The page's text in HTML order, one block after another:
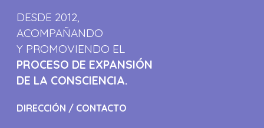
DESDE 2012,
ACOMPAÑANDO
Y PROMOVIENDO EL
PROCESO DE EXPANSIÓN
DE LA CONSCIENCIA.
DIRECCIÓN / CONTACTO